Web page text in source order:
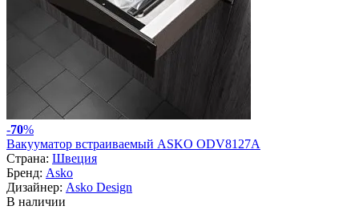
-70%
Вакууматор встраиваемый ASKO ODV8127A
Страна: Швеция
Бренд: Asko
Дизайнер: Asko Design
В наличии